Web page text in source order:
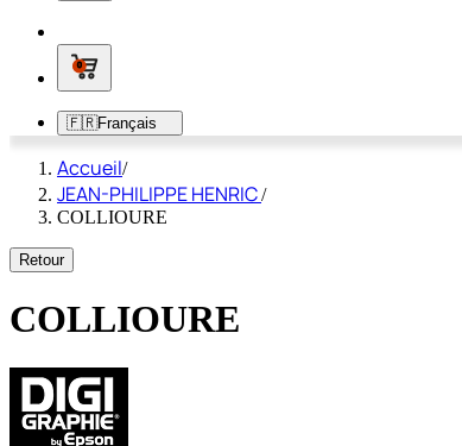
0
🇫🇷Français
Accueil/
JEAN-PHILIPPE HENRIC/
COLLIOURE
Retour
COLLIOURE